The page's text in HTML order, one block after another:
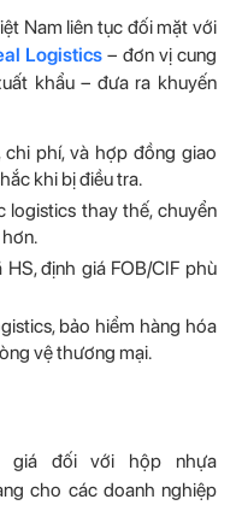
Nam liên tục đối mặt với
Logistics – đơn vị cung
khẩu – đưa ra khuyến
phí, và hợp đồng giao
khi bị điều tra.
logistics thay thế, chuyển
định giá FOB/CIF phù
bảo hiểm hàng hóa
vệ thương mại.
giá đối với hộp nhựa
cho các doanh nghiệp